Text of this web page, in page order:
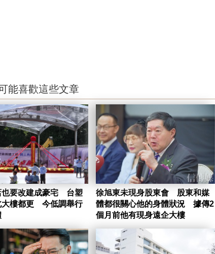
能喜歡這些文章
也要改建成豪宅 台塑
大樓都更 今低調舉行
徐旭東未現身股東會 股東和媒
體都很關心他的身體狀況 據傳2
個月前他有現身遠企大樓